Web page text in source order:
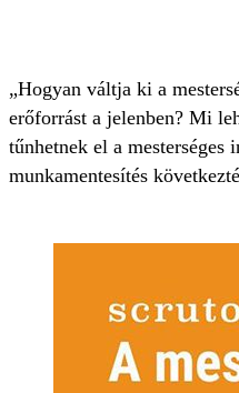
„Hogyan váltja ki a
erőforrást a jelenben? Mi
tűnhetnek el a mesterséges
munkamentesítés